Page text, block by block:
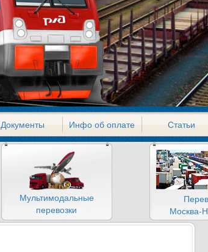
Документы Инфо об оплате Статьи
Мультимодальные
перевозки
Москва-